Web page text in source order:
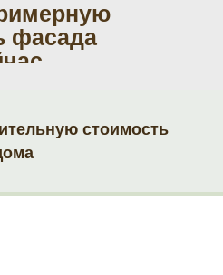
фасада
стоимость